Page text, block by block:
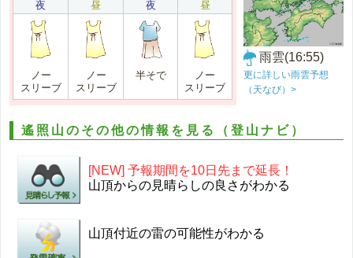
夜
昼 夜 昼
ノー
スリーブ
ノー
スリーブ
半そで
ノー
スリーブ
雨雲(16:55)
更に詳しい雨雲予想
（天なび）>
遙照山のその他の情報を見る（登山ナビ）
[NEW] 予報期間を10日先まで延長！
山頂からの見晴らしの良さがわかる
山頂付近の雷の可能性がわかる